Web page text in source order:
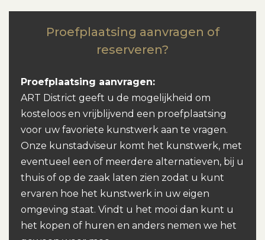
Proefplaatsing aanvragen of
reserveren?
Proefplaatsing aanvragen:
ART District geeft u de mogelijkheid om
kosteloos en vrijblijvend een proefplaatsing
voor uw favoriete kunstwerk aan te vragen.
Onze kunstadviseur komt het kunstwerk, met
eventueel een of meerdere alternatieven, bij u
thuis of op de zaak laten zien zodat u kunt
ervaren hoe het kunstwerk in uw eigen
omgeving staat. Vindt u het mooi dan kunt u
het kopen of huren en anders nemen we het